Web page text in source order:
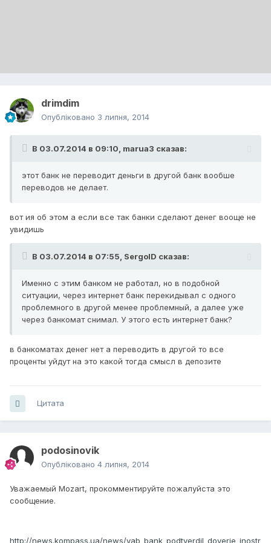
drimdim
Опубліковано 3 липня, 2014
В 03.07.2014 в 09:10, marua3 сказав:
этот банк не переводит деньги в другой банк вообше
переводов не делает.
вот ия об этом а если все так банки сделают денег вооще не
увидишь
В 03.07.2014 в 07:55, SergoID сказав:
Именно с этим банком не работал, но в подобной
ситуации, через интернет банк перекидывал с одного
проблемного в другой менее проблемный, а далее уже
через банкомат снимал. У этого есть интернет банк?
в банкоматах денег нет а переводить в другой то все
проценты уйдут на это какой тогда смысл в депозите
Цитата
podosinovik
Опубліковано 4 липня, 2014
Уважаемый Mozart, прокомментируйте пожалуйста это
сообщение.
http://news.kompass.ua/news/vab_bank_podtverdil_doverie_inostr